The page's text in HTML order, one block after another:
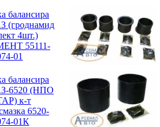
балансира
(гроднамид
4шт.)
55111-
01
балансира
6520 (НПО
к-т
6520-
01К